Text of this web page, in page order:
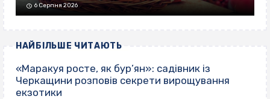
6 Серпня 2026
НАЙБІЛЬШЕ ЧИТАЮТЬ
«Маракуя росте, як бур’ян»: садівник із
Черкащини розповів секрети вирощування
екзотики